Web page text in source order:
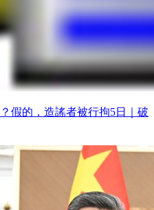
假的，造謠者被行拘5日｜破